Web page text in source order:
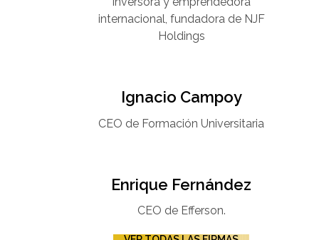
internacional, fundadora de NJF
Holdings
Ignacio Campoy​
CEO de Formación Universitaria​
Enrique Fernández
CEO de Efferson.